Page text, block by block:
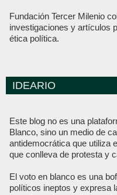
Fundación Tercer Milenio
investigaciones y artículos
ética política.
IDEARIO
Este blog no es una
Blanco, sino un medio de
antidemocrática que utiliza
que conlleva de protesta y
El voto en blanco es una
políticos ineptos y expresa